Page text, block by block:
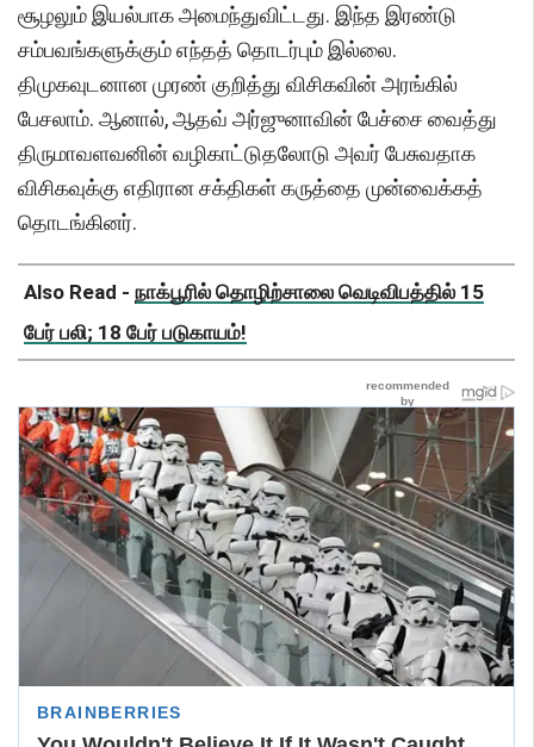
சூழலும் இயல்பாக அமைந்துவிட்டது. இந்த இரண்டு
சம்பவங்களுக்கும் எந்தத் தொடர்பும் இல்லை.
திமுகவுடனான முரண் குறித்து விசிகவின் அரங்கில்
பேசலாம். ஆனால், ஆதவ் அர்ஜுனாவின் பேச்சை வைத்து
திருமாவளவனின் வழிகாட்டுதலோடு அவர் பேசுவதாக
விசிகவுக்கு எதிரான சக்திகள் கருத்தை முன்வைக்கத்
தொடங்கினர்.
Also Read - நாக்பூரில் தொழிற்சாலை வெடிவிபத்தில் 15
பேர் பலி; 18 பேர் படுகாயம்!